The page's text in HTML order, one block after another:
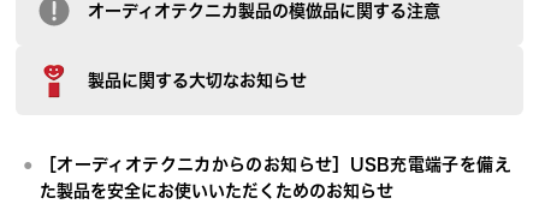
オーディオテクニカ製品の模倣品に関する注意
製品に関する大切なお知らせ
［オーディオテクニカからのお知らせ］USB充電端子を備え
た製品を安全にお使いいただくためのお知らせ